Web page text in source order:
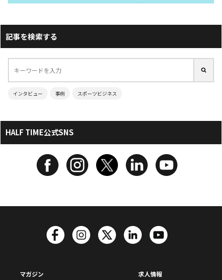
記事を検索する
インタビュー 事例 スポーツビジネス
HALF TIME公式SNS
マガジン
求人情報